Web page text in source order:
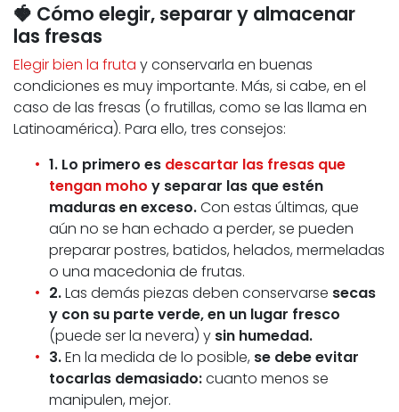
🍓 Cómo elegir, separar y almacenar
las fresas
Elegir bien la fruta y conservarla en buenas
condiciones es muy importante. Más, si cabe, en el
caso de las fresas (o frutillas, como se las llama en
Latinoamérica). Para ello, tres consejos:
1. Lo primero es descartar las fresas que
tengan moho y separar las que estén
maduras en exceso.Con estas últimas, que
aún no se han echado a perder, se pueden
preparar postres, batidos, helados, mermeladas
o una macedonia de frutas.
2.Las demás piezas deben conservarse secas
y con su parte verde, en un lugar fresco
(puede ser la nevera) y sin humedad.
3.En la medida de lo posible, se debe evitar
tocarlas demasiado:cuanto menos se
manipulen, mejor.